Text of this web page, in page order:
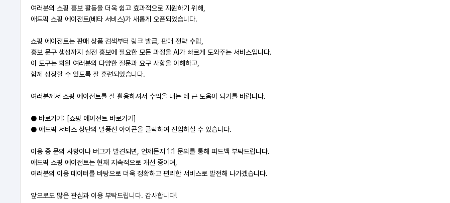
여러분의 쇼핑 홍보 활동을 더욱 쉽고 효과적으로 지원하기 위해,
애드픽 쇼핑 에이전트(베타 서비스)가 새롭게 오픈되었습니다.
쇼핑 에이전트는 판매 상품 검색부터 링크 발급, 판매 전략 수립,
홍보 문구 생성까지 실전 홍보에 필요한 모든 과정을 AI가 빠르게 도와주는 서비스입니다.
이 도구는 회원 여러분의 다양한 질문과 요구 사항을 이해하고,
함께 성장할 수 있도록 잘 훈련되었습니다.
여러분께서 쇼핑 에이전트를 잘 활용하셔서 수익을 내는 데 큰 도움이 되기를 바랍니다.
● 바로가기: [쇼핑 에이전트 바로가기]
● 애드픽 서비스 상단의 말풍선 아이콘을 클릭하여 진입하실 수 있습니다.
이용 중 문의 사항이나 버그가 발견되면, 언제든지 1:1 문의를 통해 피드백 부탁드립니다.
애드픽 쇼핑 에이전트는 현재 지속적으로 개선 중이며,
여러분의 이용 데이터를 바탕으로 더욱 정확하고 편리한 서비스로 발전해 나가겠습니다.
앞으로도 많은 관심과 이용 부탁드립니다. 감사합니다!